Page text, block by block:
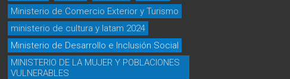
Ministerio de Comercio Exterior y Turismo
ministerio de cultura y latam 2024
Ministerio de Desarrollo e Inclusión Social
MINISTERIO DE LA MUJER Y POBLACIONES
VULNERABLES